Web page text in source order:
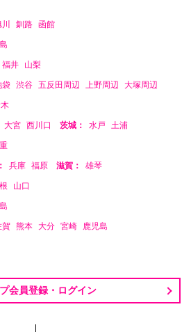
釧路 函館
福井 山梨
袋 渋谷 五反田周辺 上野周辺 大塚周辺
大宮 西川口 茨城： 水戸 土浦
兵庫 福原 滋賀： 雄琴
山口
賀 熊本 大分 宮崎 鹿児島
会員登録・ログイン